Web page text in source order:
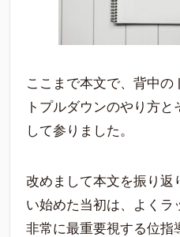
ここまで本文で、背中の
トプルダウンのやり方と
して参りました。
改めまして本文を振り返
い始めた当初は、よくラ
非常に最重要視する位指